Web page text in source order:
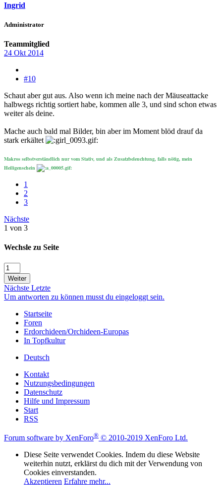
Ingrid
Administrator
Teammitglied
24 Okt 2014
#10
Schaut aber gut aus. Also wenn ich meine nach der Mäuseattacke
halbwegs richtig sortiert habe, kommen alle 3, und sind schon etwas
weiter als deine.
Mache auch bald mal Bilder, bin aber im Moment blöd drauf da
stark erkältet
Makros selbstverständlich nur vom Stativ, und als Zusatzbeleuchtung, falls nötig, mein
Heiligenschein
1
2
3
Nächste
1 von 3
Wechsle zu Seite
Weiter
Nächste Letzte
Um antworten zu können musst du eingeloggt sein.
Startseite
Foren
Erdorchideen/Orchideen-Europas
In Topfkultur
Deutsch
Kontakt
Nutzungsbedingungen
Datenschutz
Hilfe und Impressum
Start
RSS
Forum software by XenForo® © 2010-2019 XenForo Ltd.
Diese Seite verwendet Cookies. Indem du diese Website
weiterhin nutzt, erklärst du dich mit der Verwendung von
Cookies einverstanden.
Akzeptieren Erfahre mehr...